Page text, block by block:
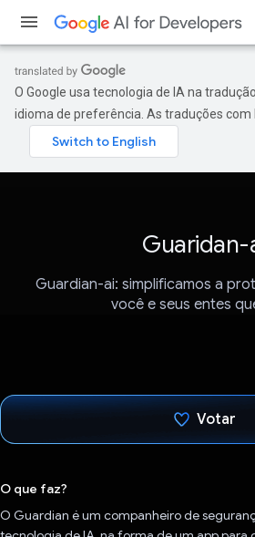
O Google usa tecnologia de IA na
idioma de preferência. As traduções com
Guaridan-
Guardian-ai: simplificamos a
você e seus entes
Votar
O que faz?
O Guardian é um companheiro de